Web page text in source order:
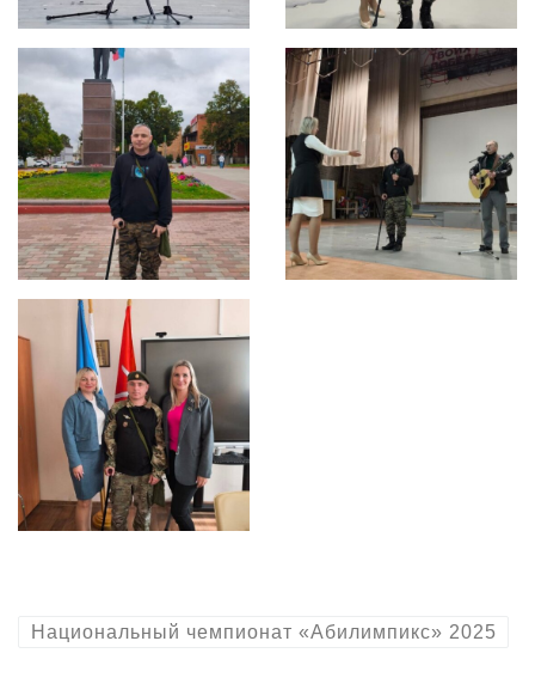
Национальный чемпионат «Абилимпикс» 2025